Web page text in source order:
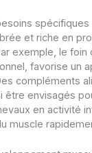
et riche en
exemple, le foin
favorise un
compléments
être envisagés
en activité
muscle